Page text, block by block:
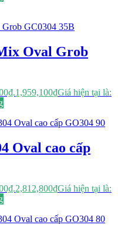
Oval Grob
1,959,100₫Giá hiện tại là:
Oval cao cấp
2,812,800₫Giá hiện tại là: